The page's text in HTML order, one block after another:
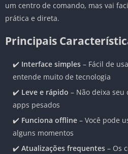
um centro de comando, mas vai
prática e direta.
Principais
✔️ Interface simples – Fácil de
entende muito de tecnologia
✔️ Leve e rápido – Não deixa
apps pesados
✔️ Funciona offline – Você pode
alguns momentos
✔️ Atualizações frequentes – Os